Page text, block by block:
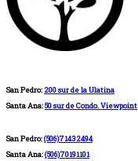
San Pedro: 200 sur de la Ulatina
Santa Ana:50 sur de Condo. Viewpoint
San Pedro:(506)71432494
Santa Ana:(506)70191101